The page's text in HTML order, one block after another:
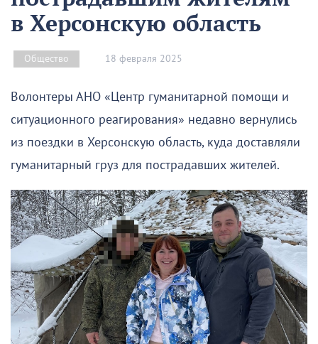
в Херсонскую область
Общество 18 февраля 2025
Волонтеры АНО «Центр гуманитарной помощи и
ситуационного реагирования» недавно вернулись
из поездки в Херсонскую область, куда доставляли
гуманитарный груз для пострадавших жителей.